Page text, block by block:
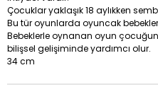
Çocuklar yaklaşık 18 aylıkken
Bu tür oyunlarda oyuncak
Bebeklerle oynanan oyun
bilişsel gelişiminde yardımcı olur.
34 cm